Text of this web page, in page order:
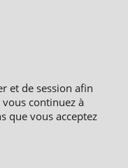
66000 Perpignan
et PAYPAL
de port) dont TVA 5.5 % et 20,0
et de session afin
continuez à
que vous acceptez